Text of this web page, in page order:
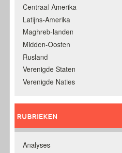
Centraal-Amerika
Latijns-Amerika
Maghreb-landen
Midden-Oosten
Rusland
Verenigde Staten
Verenigde Naties
RUBRIEKEN
Analyses